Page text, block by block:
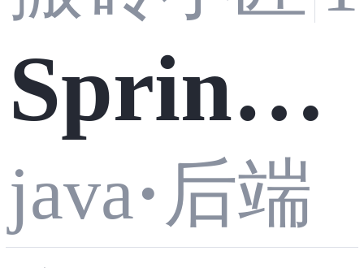
方案
新特
战 02】
SpringB
oot 通过
java· 后端